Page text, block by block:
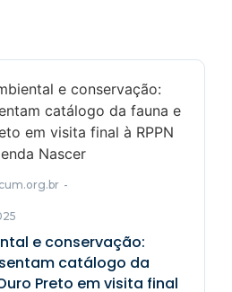
-
e conservação:
catálogo da
Preto em visita final